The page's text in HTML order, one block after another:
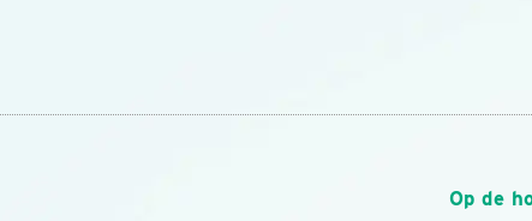
Op de